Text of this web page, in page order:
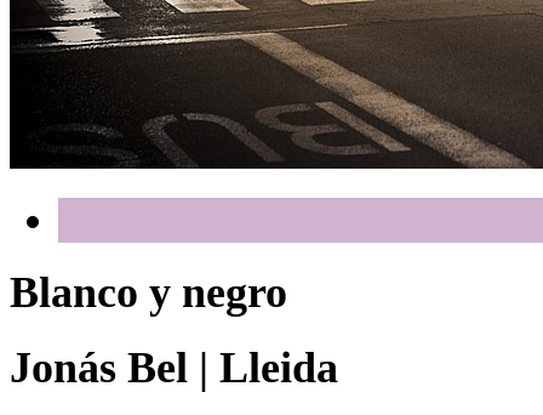
Blanco y negro
Jonás Bel | Lleida